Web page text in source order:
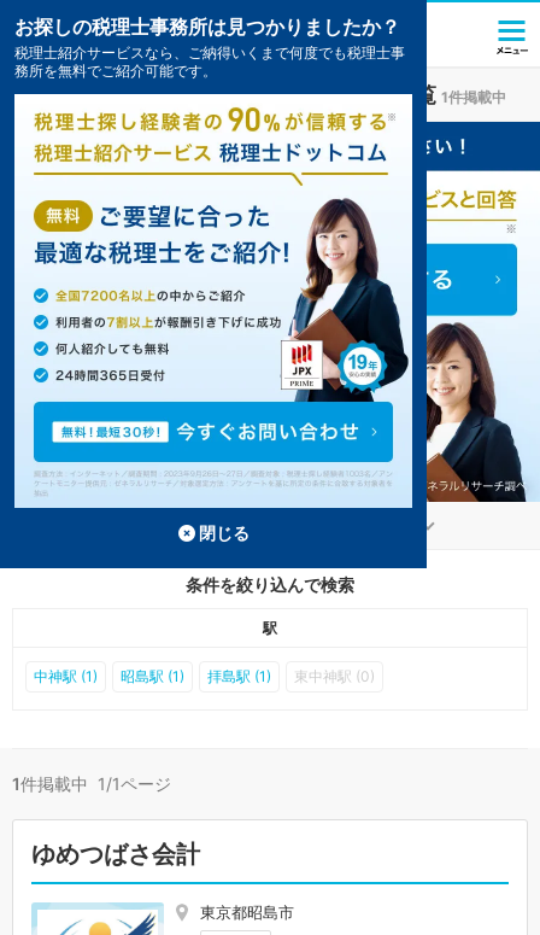
昭島の顧問税理士のおすすめ事務所の一覧 1件掲載中
昭島の顧問税理士事務所が1件見つかりました。
条件を絞り込んで検索
駅
中神駅 (1) 昭島駅 (1) 拝島駅 (1) 東中神駅 (0)
1件掲載中 1/1ページ
ゆめつばさ会計
東京都昭島市
お探しの税理士事務所は見つかりましたか？
税理士紹介サービスなら、ご納得いくまで何度でも税理士事
務所を無料でご紹介可能です。
閉じる